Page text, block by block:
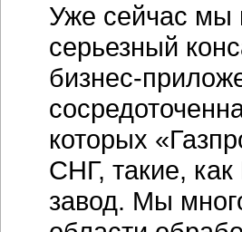
Уже сейчас мы
серьезный
бизнес-
которых
СНГ, такие,
завод. Мы